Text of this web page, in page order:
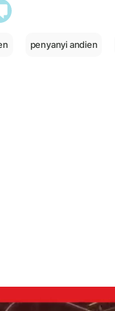
penyanyi andien